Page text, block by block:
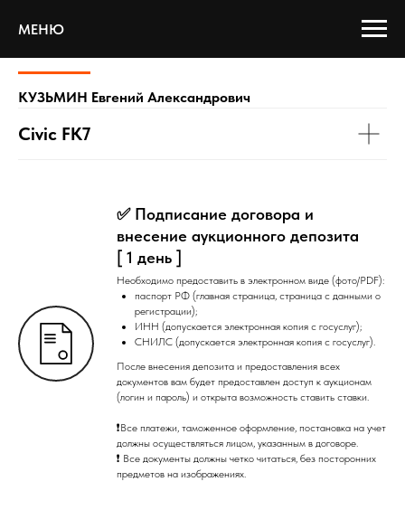
МЕНЮ
КУЗЬМИН Евгений Александрович
Civic FK7
✅ Подписание договора и
внесение аукционного депозита
[ 1 день ]
Необходимо предоставить в электронном виде (фото/PDF):
паспорт РФ (главная страница, страница с данными о
регистрации);
ИНН (допускается электронная копия с госуслуг);
СНИЛС (допускается электронная копия с госуслуг).
После внесения депозита и предоставления всех
документов вам будет предоставлен доступ к аукционам
(логин и пароль) и открыта возможность ставить ставки.
❗Все платежи, таможенное оформление, постановка на учет
должны осуществляться лицом, указанным в договоре.
❗ Все документы должны четко читаться, без посторонних
предметов на изображениях.